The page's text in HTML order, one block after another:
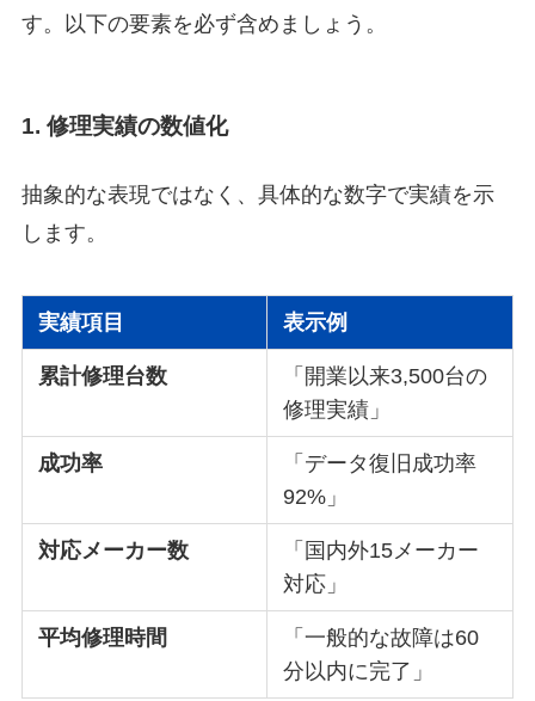
す。以下の要素を必ず含めましょう。
1. 修理実績の数値化
抽象的な表現ではなく、具体的な数字で実績を示
します。
実績項目 表示例
累計修理台数
「開業以来3,500台の
修理実績」
成功率
「データ復旧成功率
92%」
対応メーカー数
「国内外15メーカー
対応」
平均修理時間
「一般的な故障は60
分以内に完了」